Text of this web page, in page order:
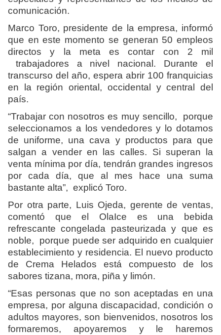
comunicación.
Marco Toro, presidente de la empresa, informó
que en este momento se generan 50 empleos
directos y la meta es contar con 2 mil
trabajadores a nivel nacional. Durante el
transcurso del año, espera abrir 100 franquicias
en la región oriental, occidental y central del
país.
“Trabajar con nosotros es muy sencillo, porque
seleccionamos a los vendedores y lo dotamos
de uniforme, una cava y productos para que
salgan a vender en las calles. Si superan la
venta mínima por día, tendrán grandes ingresos
por cada día, que al mes hace una suma
bastante alta”, explicó Toro.
Por otra parte, Luis Ojeda, gerente de ventas,
comentó que el OlaIce es una bebida
refrescante congelada pasteurizada y que es
noble, porque puede ser adquirido en cualquier
establecimiento y residencia. El nuevo producto
de Crema Helados está compuesto de los
sabores tizana, mora, piña y limón.
“Esas personas que no son aceptadas en una
empresa, por alguna discapacidad, condición o
adultos mayores, son bienvenidos, nosotros los
formaremos, apoyaremos y le haremos